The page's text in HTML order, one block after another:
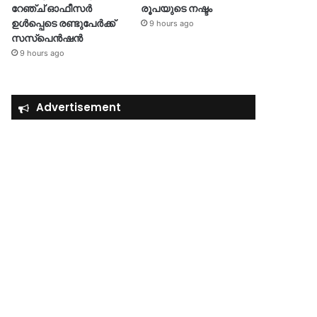
റേഞ്ച് ഓഫീസർ
ഉൾപ്പെടെ രണ്ടുപേർക്ക്
സസ്‌പെൻഷൻ
9 hours ago
രൂപയുടെ നഷ്ടം
9 hours ago
Advertisement